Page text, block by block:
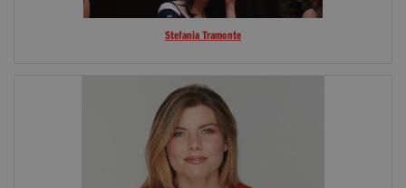
Stefania Tramonte